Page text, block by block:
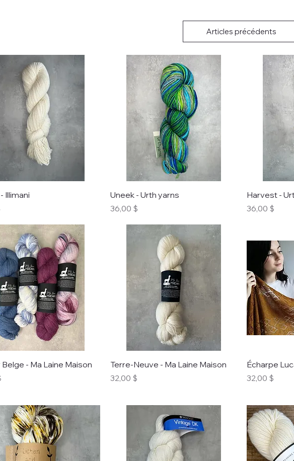
Articles précédents
Illimani
Uneek - Urth yarns
Prix
36,00 $
Harvest -
Prix
36,00 $
- Ma Laine Maison
Terre-Neuve - Ma Laine Maison
Prix
32,00 $
Écharpe
Prix
32,00 $